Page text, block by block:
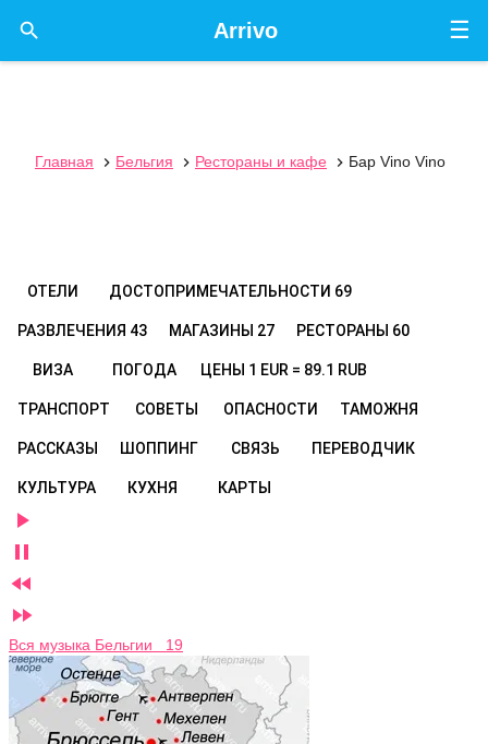
☰
Arrivo

Главная  Бельгия  Рестораны и кафе  Бар Vino Vino
ОТЕЛИ ДОСТОПРИМЕЧАТЕЛЬНОСТИ 69
РАЗВЛЕЧЕНИЯ 43 МАГАЗИНЫ 27 РЕСТОРАНЫ 60
ВИЗА ПОГОДА ЦЕНЫ 1 EUR = 89.1 RUB
ТРАНСПОРТ СОВЕТЫ ОПАСНОСТИ ТАМОЖНЯ
РАССКАЗЫ ШОППИНГ СВЯЗЬ ПЕРЕВОДЧИК
КУЛЬТУРА КУХНЯ КАРТЫ




Вся музыка Бельгии 19